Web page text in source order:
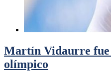
Martín Vidaurre fue
olímpico